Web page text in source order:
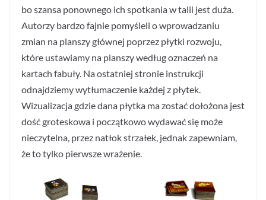
bo szansa ponownego ich spotkania w talii jest duża.
Autorzy bardzo fajnie pomyśleli o wprowadzaniu
zmian na planszy głównej poprzez płytki rozwoju,
które ustawiamy na planszy według oznaczeń na
kartach fabuły. Na ostatniej stronie instrukcji
odnajdziemy wytłumaczenie każdej z płytek.
Wizualizacja gdzie dana płytka ma zostać dołożona jest
dość groteskowa i początkowo wydawać się może
nieczytelna, przez natłok strzałek, jednak zapewniam,
że to tylko pierwsze wrażenie.